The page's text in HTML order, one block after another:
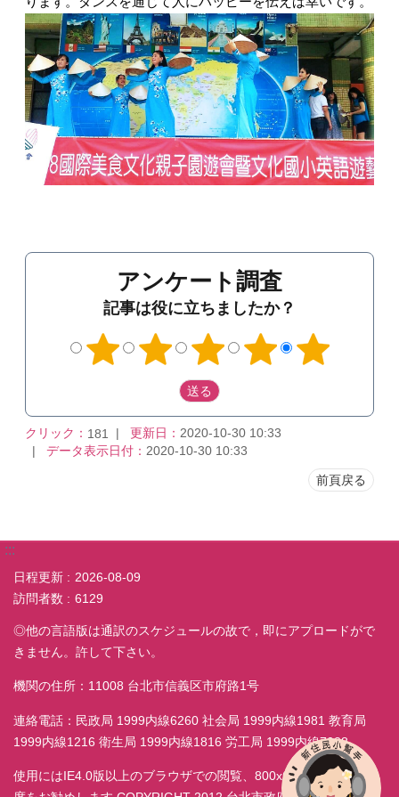
アンケート調査
記事は役に立ちましたか？
クリック： 181 更新日： 2020-10-30 10:33
データ表示日付： 2020-10-30 10:33
前頁戻る
:::
日程更新
2026-08-09
訪問者数
6129
◎他の言語版は通訳のスケジュールの故で，即にアプロードがで
きません。許して下さい。
機関の住所：11008 台北市信義区市府路1号
連絡電話：民政局 1999内線6260 社会局 1999内線1981 教育局
1999内線1216 衛生局 1999内線1816 労工局 1999内線7038
使用にはIE4.0版以上のブラウザでの閲覧、800x600モニター解析